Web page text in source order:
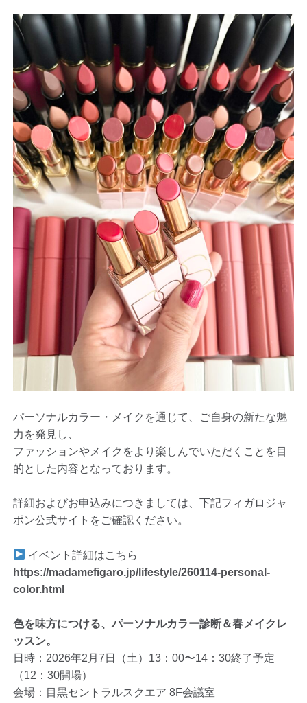
パーソナルカラー・メイクを通じて、ご自身の新たな魅
力を発見し、
ファッションやメイクをより楽しんでいただくことを目
的とした内容となっております。
詳細およびお申込みにつきましては、下記フィガロジャ
ポン公式サイトをご確認ください。
イベント詳細はこちら
https://madamefigaro.jp/lifestyle/260114-personal-
color.html
色を味方につける、パーソナルカラー診断＆春メイクレ
ッスン。
日時：2026年2月7日（土）13：00〜14：30終了予定
（12：30開場）
会場：目黒セントラルスクエア 8F会議室